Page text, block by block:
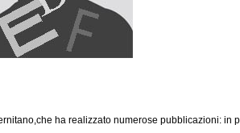
ha realizzato numerose pubblicazioni: in